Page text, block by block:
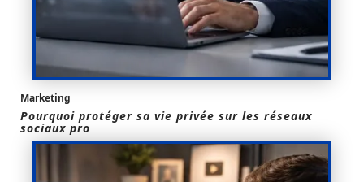
Marketing
Pourquoi protéger sa vie privée sur les réseaux
sociaux pro